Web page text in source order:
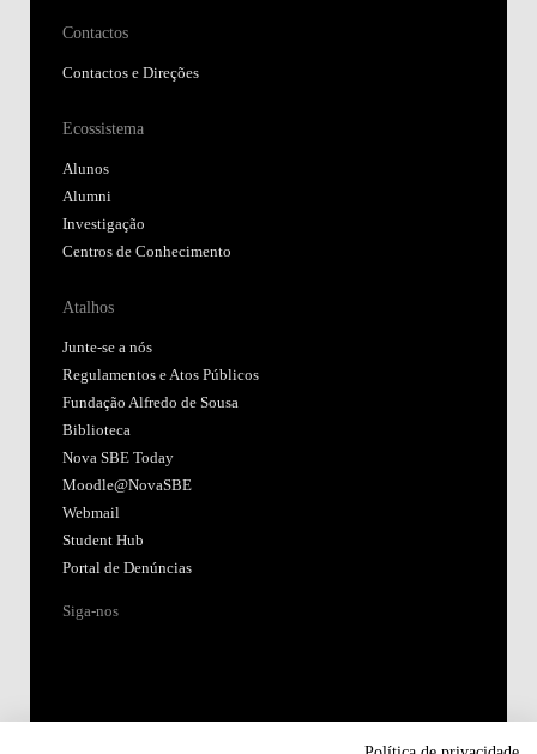
Contactos
Contactos e Direções
Ecossistema
Alunos
Alumni
Investigação
Centros de Conhecimento
Atalhos
Junte-se a nós
Regulamentos e Atos Públicos
Fundação Alfredo de Sousa
Biblioteca
Nova SBE Today
Moodle@NovaSBE
Webmail
Student Hub
Portal de Denúncias
Siga-nos